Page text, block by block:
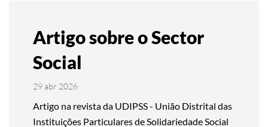
Artigo sobre o Sector
Social
29 abr 2026
Artigo na revista da UDIPSS - União Distrital das
Instituições Particulares de Solidariedade Social